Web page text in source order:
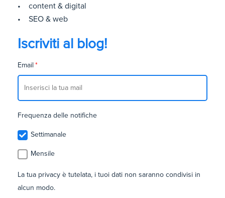
• content & digital
• SEO & web
Iscriviti al blog!
Email *
Frequenza delle notifiche
Settimanale
Mensile
La tua privacy è tutelata, i tuoi dati non saranno condivisi in
alcun modo.